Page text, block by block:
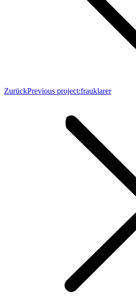
ZurückPrevious project:frauklarer